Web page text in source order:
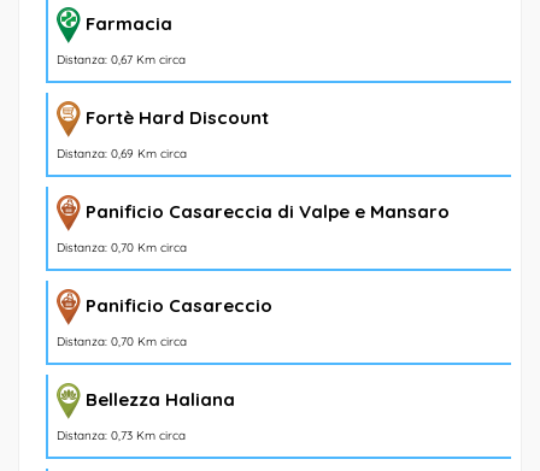
Farmacia
Distanza: 0,67 Km circa
Fortè Hard Discount
Distanza: 0,69 Km circa
Panificio Casareccia di Valpe e Mansaro
Distanza: 0,70 Km circa
Panificio Casareccio
Distanza: 0,70 Km circa
Bellezza Haliana
Distanza: 0,73 Km circa